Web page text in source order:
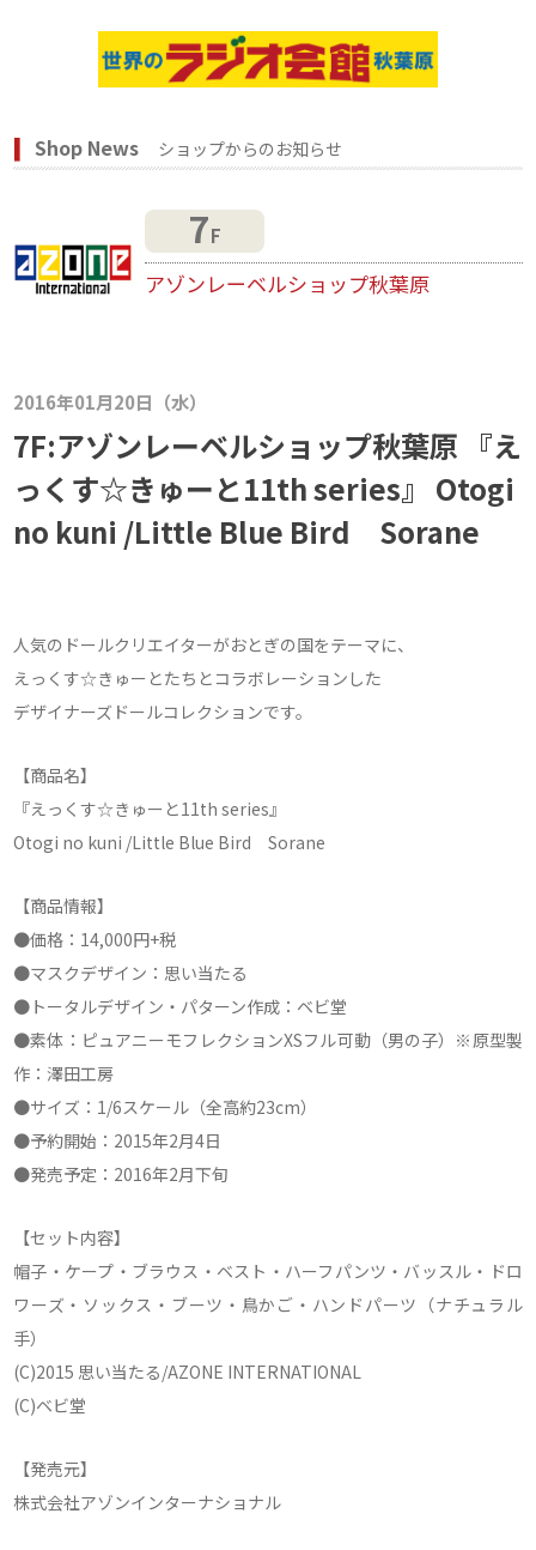
Shop News ショップからのお知らせ
7F
アゾンレーベルショップ秋葉原
2016年01月20日（水）
7F:アゾンレーベルショップ秋葉原 『え
っくす☆きゅーと11th series』 Otogi
no kuni /Little Blue Bird Sorane
人気のドールクリエイターがおとぎの国をテーマに、
えっくす☆きゅーとたちとコラボレーションした
デザイナーズドールコレクションです。
【商品名】
『えっくす☆きゅーと11th series』
Otogi no kuni /Little Blue Bird Sorane
【商品情報】
●価格：14,000円+税
●マスクデザイン：思い当たる
●トータルデザイン・パターン作成：ベビ堂
●素体：ピュアニーモフレクションXSフル可動（男の子）※原型製
作：澤田工房
●サイズ：1/6スケール（全高約23cm）
●予約開始：2015年2月4日
●発売予定：2016年2月下旬
【セット内容】
帽子・ケープ・ブラウス・ベスト・ハーフパンツ・バッスル・ドロ
ワーズ・ソックス・ブーツ・鳥かご・ハンドパーツ（ナチュラル
手）
(C)2015 思い当たる/AZONE INTERNATIONAL
(C)ベビ堂
【発売元】
株式会社アゾンインターナショナル